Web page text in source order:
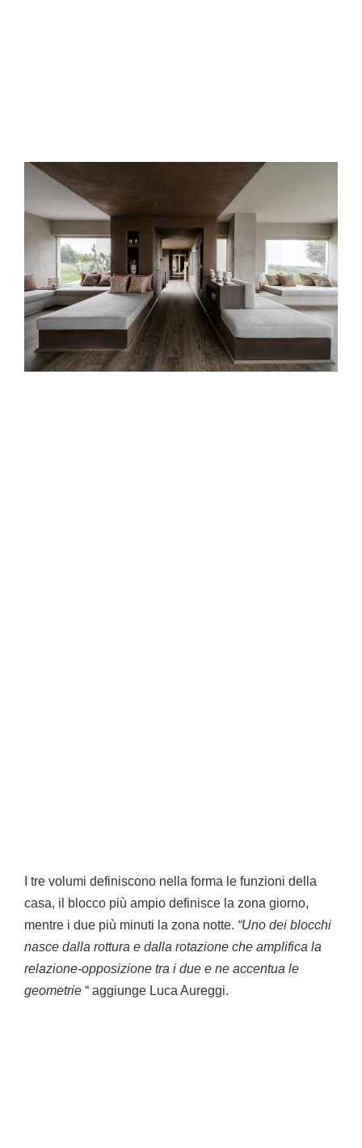
I tre volumi definiscono nella forma le funzioni della
casa, il blocco più ampio definisce la zona giorno,
mentre i due più minuti la zona notte. “Uno dei blocchi
nasce dalla rottura e dalla rotazione che amplifica la
relazione-opposizione tra i due e ne accentua le
geometrie “ aggiunge Luca Aureggi.